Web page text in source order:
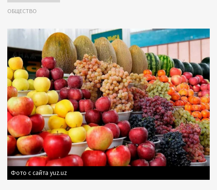
ОБЩЕСТВО
Фото с сайта yuz.uz